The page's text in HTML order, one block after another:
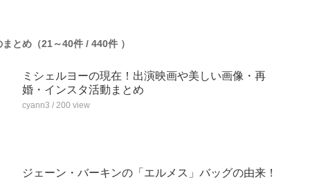
とめ（21～40件 / 440件 ）
ミシェルヨーの現在！出演映画や美しい画像・再
婚・インスタ活動まとめ
cyann3 / 200 view
ジェーン・バーキンの「エルメス」バッグの由来！